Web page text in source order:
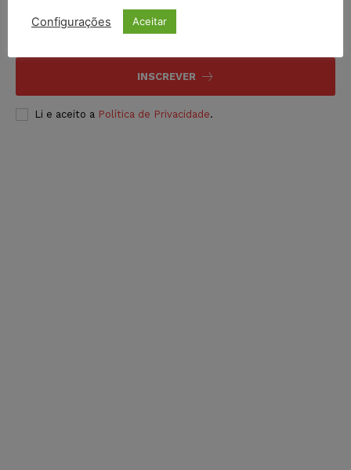
INSCREVER
Li e aceito a Política de Privacidade.
Configurações Aceitar